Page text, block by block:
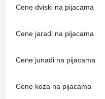
Cene dviski na pijacama
Cene jaradi na pijacama
Cene junadi na pijacama
Cene koza na pijacama